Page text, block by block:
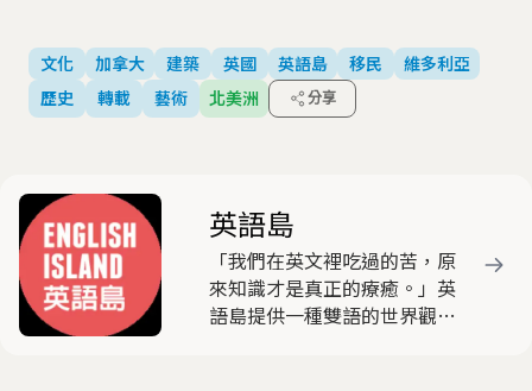
文化 加拿大 建築 英國 英語島 移民
維多利亞
歷史
轉載 藝術 北美洲 分享
英語島
「我們在英文裡吃過的苦，原
來知識才是真正的療癒。」英
語島提供一種雙語的世界觀，